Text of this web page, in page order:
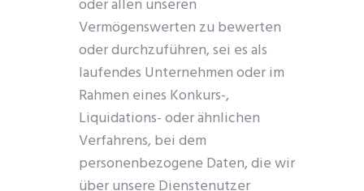
oder allen unseren
Vermögenswerten zu bewerten
oder durchzuführen, sei es als
laufendes Unternehmen oder im
Rahmen eines Konkurs-,
Liquidations- oder ähnlichen
Verfahrens, bei dem
personenbezogene Daten, die wir